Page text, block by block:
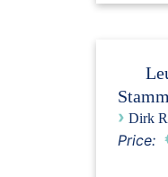
› Dirk
Price: